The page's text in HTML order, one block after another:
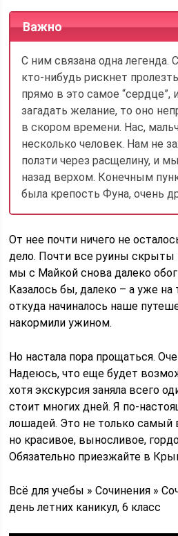
Важно
С ним связана одна легенда.
кто-нибудь рискнет
прямо в это самое “сердце”,
загадать желание, то оно
в скором времени. Нас,
несколько человек. Нам не
ползти через расщелину, и
назад верхом. Конечным
была крепость Фуна, очень
От нее почти ничего не
дело. Почти все руины скрыты
мы с Майкой снова далеко
Казалось бы, далеко – а уже
откуда начиналось наше
накормили ужином.
Но настала пора прощаться.
Надеюсь, что еще будет
хотя экскурсия заняла всего
стоит многих дней. Я по-
лошадей. Это не только самый
но красивое, выносливое,
Обязательно приезжайте в
Всё для учебы » Сочинения »
день летних каникул, 6 класс